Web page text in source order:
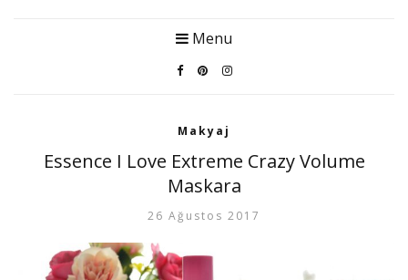
Menu
Makyaj
Essence I Love Extreme Crazy Volume
Maskara
26 Ağustos 2017